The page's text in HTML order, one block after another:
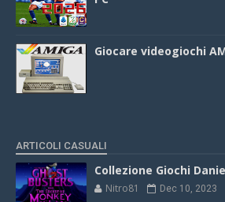
Giocare videogiochi
ARTICOLI CASUALI
Collezione Giochi
Nitro81 Dec 10, 2023